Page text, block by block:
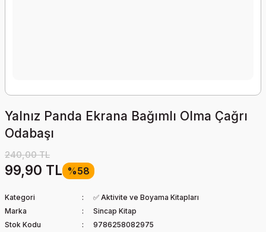
Yalnız Panda Ekrana Bağımlı Olma Çağrı
Odabaşı
240,00 TL
99,90 TL %58
Kategori
✅ Aktivite ve Boyama Kitapları
Marka
Sincap Kitap
Stok Kodu
9786258082975